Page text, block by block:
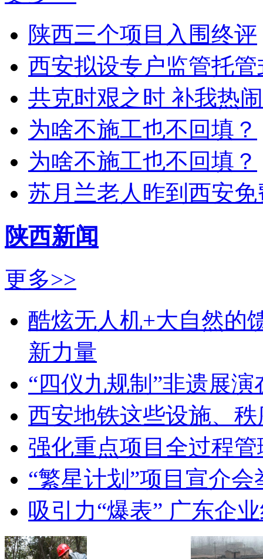
陕西三个项目入围终评
西安拟设专户监管托
共克时艰之时 补我热
为啥不施工也不回填？
为啥不施工也不回填？
苏月兰老人昨到西安
陕西新闻
更多>>
酷炫无人机+大自然的
新力量
“四仪九规制”非遗展
西安地铁这些设施、
强化重点项目全过程
“繁星计划”项目宣介会
吸引力“爆表” 广东企